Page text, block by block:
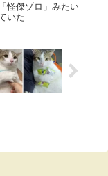
怪傑ゾロ」みたい
いた